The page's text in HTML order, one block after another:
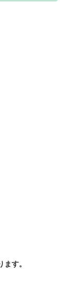
す。